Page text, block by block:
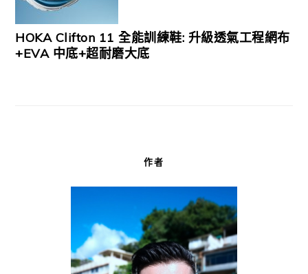
HOKA Clifton 11 全能訓練鞋: 升級透氣工程網布
+EVA 中底+超耐磨大底
作者